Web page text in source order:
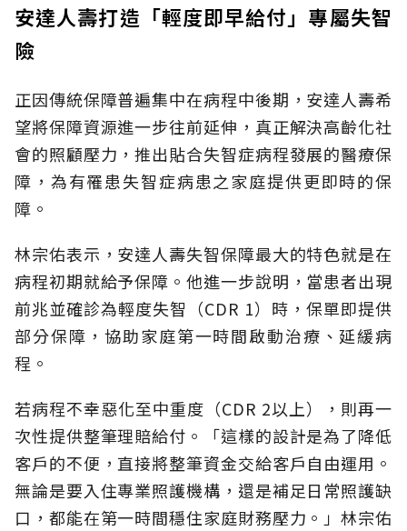
安達人壽打造「輕度即早給付」專屬失智
險
正因傳統保障普遍集中在病程中後期，安達人壽希
望將保障資源進一步往前延伸，真正解決高齡化社
會的照顧壓力，推出貼合失智症病程發展的醫療保
障，為有罹患失智症病患之家庭提供更即時的保
障。
林宗佑表示，安達人壽失智保障最大的特色就是在
病程初期就給予保障。他進一步說明，當患者出現
前兆並確診為輕度失智（CDR 1）時，保單即提供
部分保障，協助家庭第一時間啟動治療、延緩病
程。
若病程不幸惡化至中重度（CDR 2以上），則再一
次性提供整筆理賠給付。「這樣的設計是為了降低
客戶的不便，直接將整筆資金交給客戶自由運用。
無論是要入住專業照護機構，還是補足日常照護缺
口，都能在第一時間穩住家庭財務壓力。」林宗佑